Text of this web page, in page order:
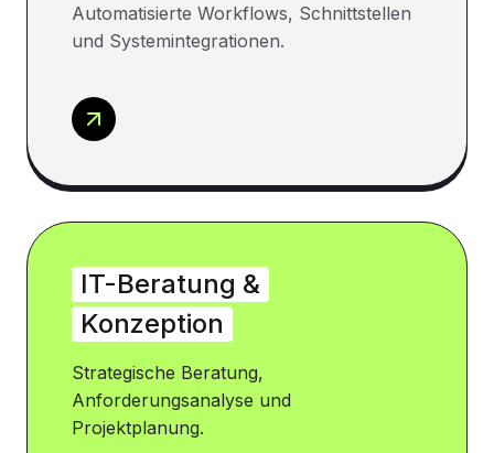
Automatisierte Workflows, Schnittstellen
und Systemintegrationen.
IT-Beratung &
Konzeption
Strategische Beratung,
Anforderungsanalyse und
Projektplanung.